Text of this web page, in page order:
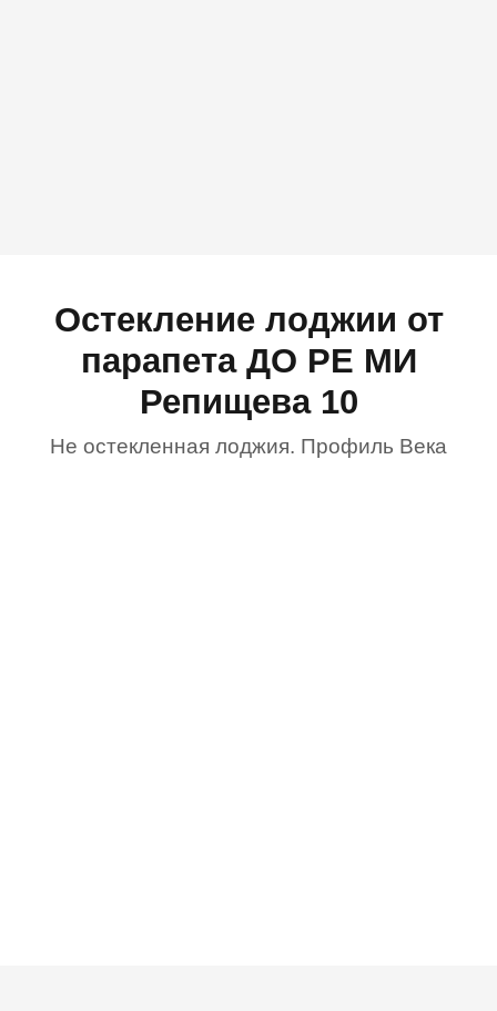
Остекление лоджии от
парапета ДО РЕ МИ
Репищева 10
Не остекленная лоджия. Профиль Века